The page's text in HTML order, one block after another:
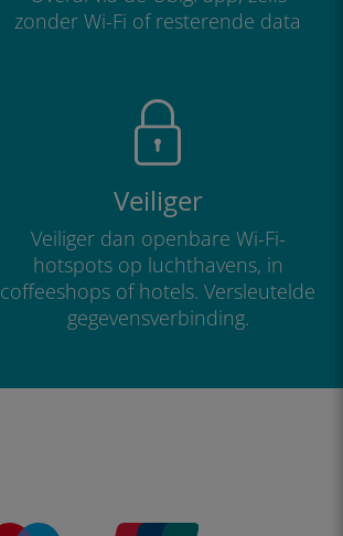
zonder Wi-Fi of resterende data
Veiliger
Veiliger dan openbare Wi-Fi-
hotspots op luchthavens, in
coffeeshops of hotels. Versleutelde
gegevensverbinding.